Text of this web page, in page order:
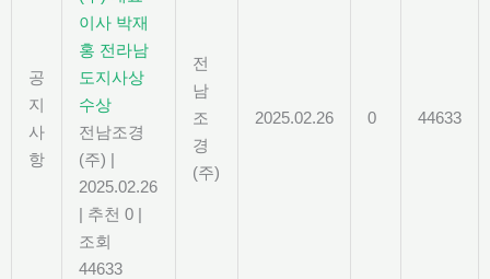
공
지
사
항
이사 박재
홍 전라남
도지사상
수상
전남조경
(주) |
2025.02.26
| 추천 0 |
조회
44633
전
남
조
경
(주)
2025.02.26 0 44633